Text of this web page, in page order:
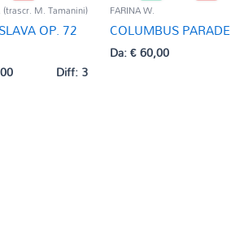
(trascr. M. Tamanini)
OP. 72
Diff: 3
FARINA W.
COLUMBUS PARADE
Da:€60,00